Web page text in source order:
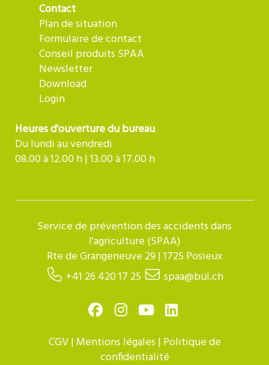
Contact
Plan de situation
Formulaire de contact
Conseil produits SPAA
Newsletter
Download
Login
Heures d'ouverture du bureau
Du lundi au vendredi
08.00 à 12.00 h | 13.00 à 17.00 h
Service de prévention des accidents dans
l'agriculture (SPAA)
Rte de Grangeneuve 29 | 1725 Posieux
+41 26 420 17 25
spaa@bul.ch
CGV|Mentions légales | Politique de
confidentialité